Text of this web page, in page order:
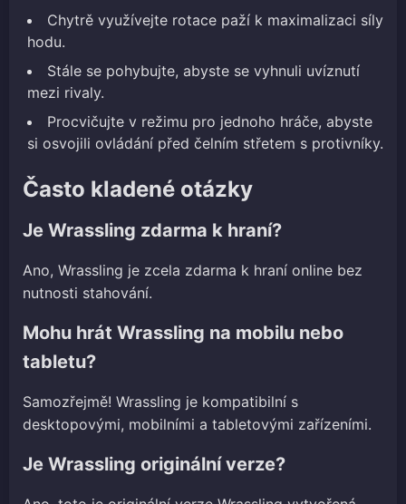
Chytrě využívejte rotace paží k maximalizaci síly
hodu.
Stále se pohybujte, abyste se vyhnuli uvíznutí
mezi rivaly.
Procvičujte v režimu pro jednoho hráče, abyste
si osvojili ovládání před čelním střetem s protivníky.
Často kladené otázky
Je Wrassling zdarma k hraní?
Ano, Wrassling je zcela zdarma k hraní online bez
nutnosti stahování.
Mohu hrát Wrassling na mobilu nebo
tabletu?
Samozřejmě! Wrassling je kompatibilní s
desktopovými, mobilními a tabletovými zařízeními.
Je Wrassling originální verze?